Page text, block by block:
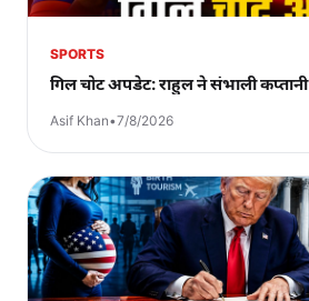
SPORTS
गिल चोट अपडेट: राहुल ने संभाली कप्तानी
Asif Khan•7/8/2026